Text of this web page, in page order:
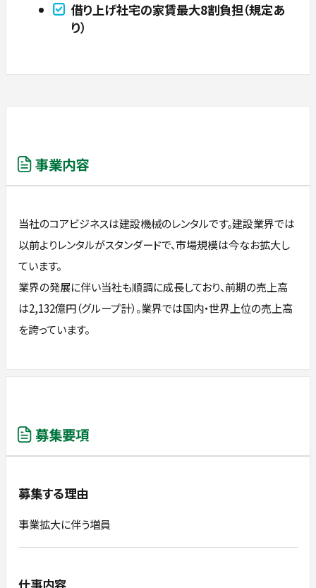
借り上げ社宅の家賃最大8割負担（規定あ
り）
事業内容
当社のコアビジネスは建設機械のレンタルです。建設業界では
以前よりレンタルがスタンダードで、市場規模は今なお拡大し
ています。
業界の発展に伴い当社も順調に成長しており、前期の売上高
は2,132億円（グループ計）。業界では国内・世界上位の売上高
を誇っています。
募集要項
募集する理由
事業拡大に伴う増員
仕事内容